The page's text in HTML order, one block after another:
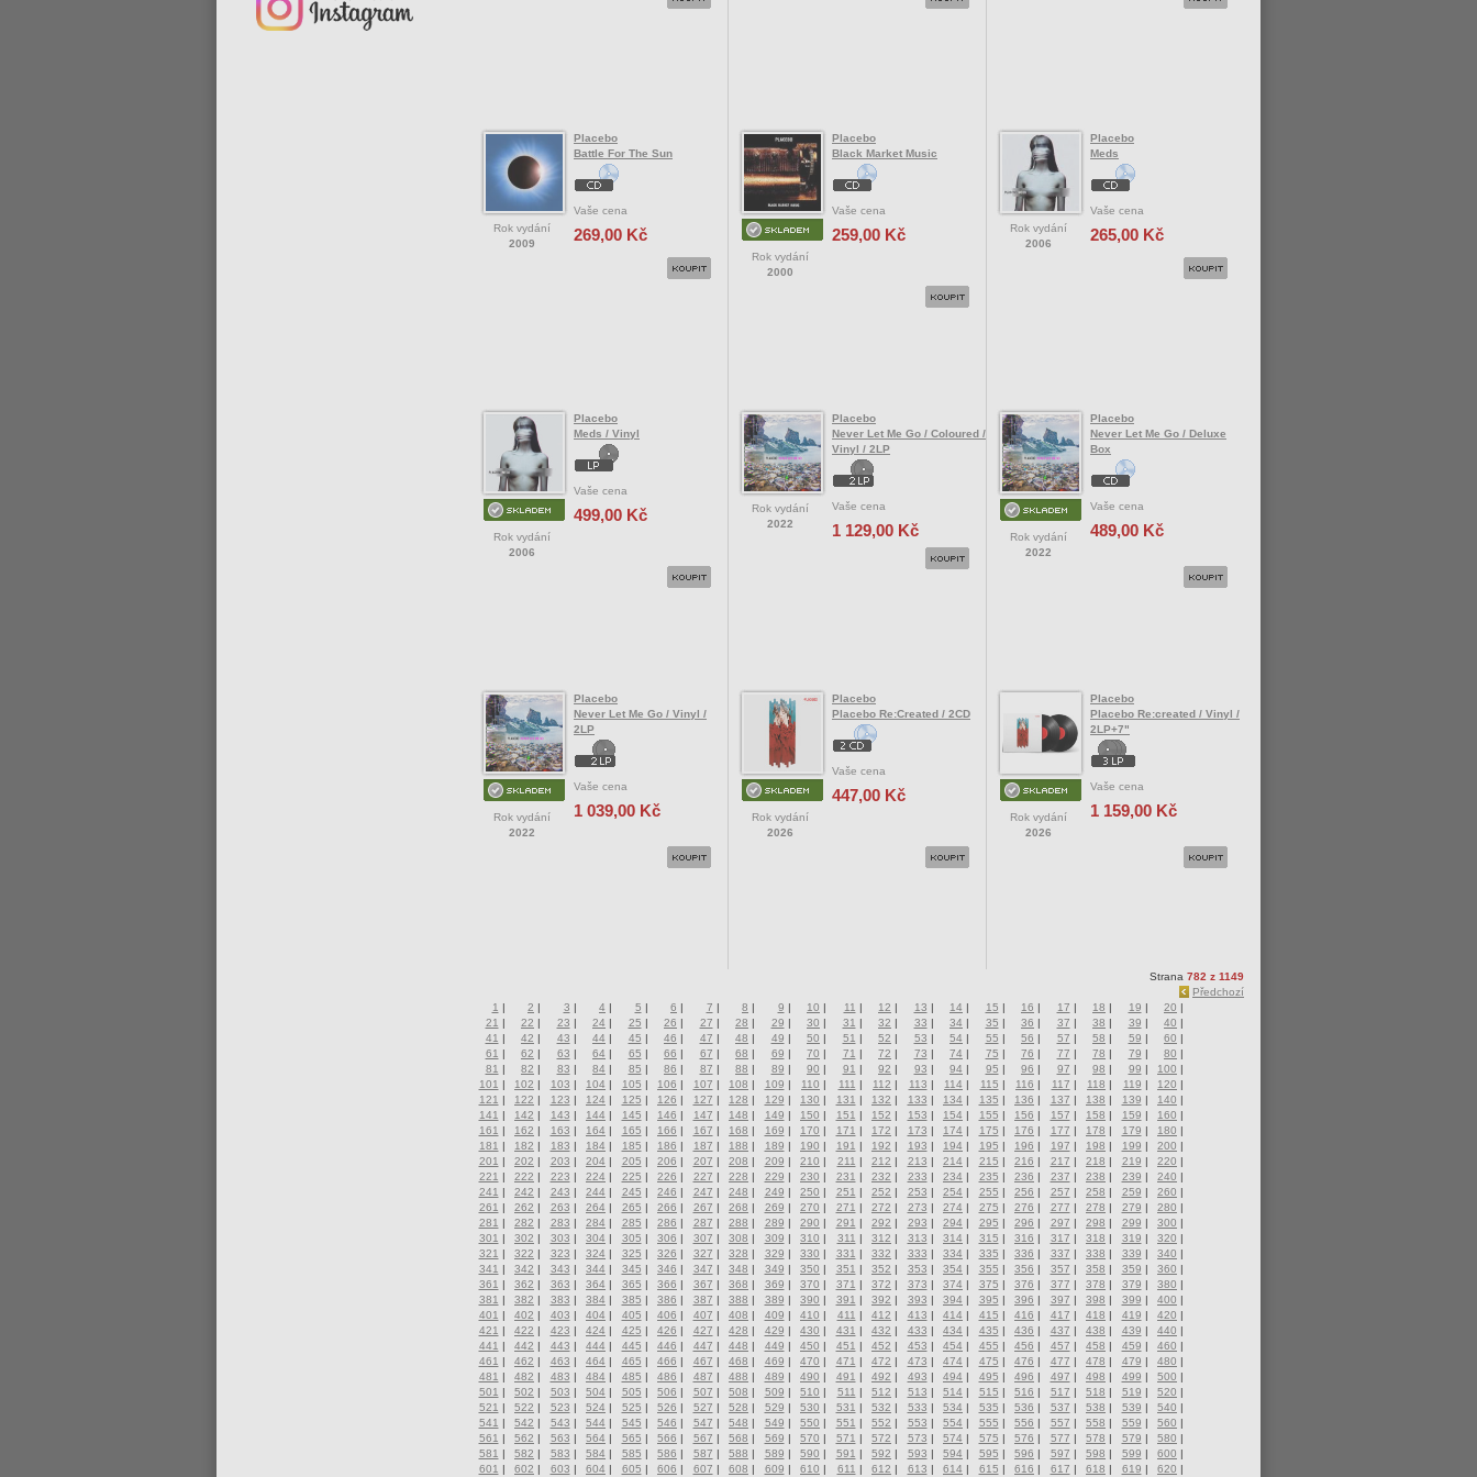
Rok vydání
2009
Placebo
Battle For The Sun
Vaše cena
269,00 Kč
Rok vydání
2000
Placebo
Black Market Music
Vaše cena
259,00 Kč
Rok vydání
2006
Placebo
Meds
Vaše cena
265,00 Kč
Rok vydání
2006
Placebo
Meds / Vinyl
Vaše cena
499,00 Kč
Rok vydání
2022
Placebo
Never Let Me Go / Coloured /
Vinyl / 2LP
Vaše cena
1 129,00 Kč
Rok vydání
2022
Placebo
Never Let Me Go / Deluxe
Box
Vaše cena
489,00 Kč
Rok vydání
2022
Placebo
Never Let Me Go / Vinyl /
2LP
Vaše cena
1 039,00 Kč
Rok vydání
2026
Placebo
Placebo Re:Created / 2CD
Vaše cena
447,00 Kč
Rok vydání
2026
Placebo
Placebo Re:created / Vinyl /
2LP+7"
Vaše cena
1 159,00 Kč
Strana 782 z 1149
Předchozí
1 | 2 | 3 | 4 | 5 | 6 | 7 | 8 | 9 | 10 | 11 | 12 | 13 | 14 | 15 | 16 | 17 | 18 | 19 | 20 |
21 | 22 | 23 | 24 | 25 | 26 | 27 | 28 | 29 | 30 | 31 | 32 | 33 | 34 | 35 | 36 | 37 | 38 | 39 | 40 |
41 | 42 | 43 | 44 | 45 | 46 | 47 | 48 | 49 | 50 | 51 | 52 | 53 | 54 | 55 | 56 | 57 | 58 | 59 | 60 |
61 | 62 | 63 | 64 | 65 | 66 | 67 | 68 | 69 | 70 | 71 | 72 | 73 | 74 | 75 | 76 | 77 | 78 | 79 | 80 |
81 | 82 | 83 | 84 | 85 | 86 | 87 | 88 | 89 | 90 | 91 | 92 | 93 | 94 | 95 | 96 | 97 | 98 | 99 | 100 |
101 | 102 | 103 | 104 | 105 | 106 | 107 | 108 | 109 | 110 | 111 | 112 | 113 | 114 | 115 | 116 | 117 | 118 | 119 | 120 |
121 | 122 | 123 | 124 | 125 | 126 | 127 | 128 | 129 | 130 | 131 | 132 | 133 | 134 | 135 | 136 | 137 | 138 | 139 | 140 |
141 | 142 | 143 | 144 | 145 | 146 | 147 | 148 | 149 | 150 | 151 | 152 | 153 | 154 | 155 | 156 | 157 | 158 | 159 | 160 |
161 | 162 | 163 | 164 | 165 | 166 | 167 | 168 | 169 | 170 | 171 | 172 | 173 | 174 | 175 | 176 | 177 | 178 | 179 | 180 |
181 | 182 | 183 | 184 | 185 | 186 | 187 | 188 | 189 | 190 | 191 | 192 | 193 | 194 | 195 | 196 | 197 | 198 | 199 | 200 |
201 | 202 | 203 | 204 | 205 | 206 | 207 | 208 | 209 | 210 | 211 | 212 | 213 | 214 | 215 | 216 | 217 | 218 | 219 | 220 |
221 | 222 | 223 | 224 | 225 | 226 | 227 | 228 | 229 | 230 | 231 | 232 | 233 | 234 | 235 | 236 | 237 | 238 | 239 | 240 |
241 | 242 | 243 | 244 | 245 | 246 | 247 | 248 | 249 | 250 | 251 | 252 | 253 | 254 | 255 | 256 | 257 | 258 | 259 | 260 |
261 | 262 | 263 | 264 | 265 | 266 | 267 | 268 | 269 | 270 | 271 | 272 | 273 | 274 | 275 | 276 | 277 | 278 | 279 | 280 |
281 | 282 | 283 | 284 | 285 | 286 | 287 | 288 | 289 | 290 | 291 | 292 | 293 | 294 | 295 | 296 | 297 | 298 | 299 | 300 |
301 | 302 | 303 | 304 | 305 | 306 | 307 | 308 | 309 | 310 | 311 | 312 | 313 | 314 | 315 | 316 | 317 | 318 | 319 | 320 |
321 | 322 | 323 | 324 | 325 | 326 | 327 | 328 | 329 | 330 | 331 | 332 | 333 | 334 | 335 | 336 | 337 | 338 | 339 | 340 |
341 | 342 | 343 | 344 | 345 | 346 | 347 | 348 | 349 | 350 | 351 | 352 | 353 | 354 | 355 | 356 | 357 | 358 | 359 | 360 |
361 | 362 | 363 | 364 | 365 | 366 | 367 | 368 | 369 | 370 | 371 | 372 | 373 | 374 | 375 | 376 | 377 | 378 | 379 | 380 |
381 | 382 | 383 | 384 | 385 | 386 | 387 | 388 | 389 | 390 | 391 | 392 | 393 | 394 | 395 | 396 | 397 | 398 | 399 | 400 |
401 | 402 | 403 | 404 | 405 | 406 | 407 | 408 | 409 | 410 | 411 | 412 | 413 | 414 | 415 | 416 | 417 | 418 | 419 | 420 |
421 | 422 | 423 | 424 | 425 | 426 | 427 | 428 | 429 | 430 | 431 | 432 | 433 | 434 | 435 | 436 | 437 | 438 | 439 | 440 |
441 | 442 | 443 | 444 | 445 | 446 | 447 | 448 | 449 | 450 | 451 | 452 | 453 | 454 | 455 | 456 | 457 | 458 | 459 | 460 |
461 | 462 | 463 | 464 | 465 | 466 | 467 | 468 | 469 | 470 | 471 | 472 | 473 | 474 | 475 | 476 | 477 | 478 | 479 | 480 |
481 | 482 | 483 | 484 | 485 | 486 | 487 | 488 | 489 | 490 | 491 | 492 | 493 | 494 | 495 | 496 | 497 | 498 | 499 | 500 |
501 | 502 | 503 | 504 | 505 | 506 | 507 | 508 | 509 | 510 | 511 | 512 | 513 | 514 | 515 | 516 | 517 | 518 | 519 | 520 |
521 | 522 | 523 | 524 | 525 | 526 | 527 | 528 | 529 | 530 | 531 | 532 | 533 | 534 | 535 | 536 | 537 | 538 | 539 | 540 |
541 | 542 | 543 | 544 | 545 | 546 | 547 | 548 | 549 | 550 | 551 | 552 | 553 | 554 | 555 | 556 | 557 | 558 | 559 | 560 |
561 | 562 | 563 | 564 | 565 | 566 | 567 | 568 | 569 | 570 | 571 | 572 | 573 | 574 | 575 | 576 | 577 | 578 | 579 | 580 |
581 | 582 | 583 | 584 | 585 | 586 | 587 | 588 | 589 | 590 | 591 | 592 | 593 | 594 | 595 | 596 | 597 | 598 | 599 | 600 |
601 | 602 | 603 | 604 | 605 | 606 | 607 | 608 | 609 | 610 | 611 | 612 | 613 | 614 | 615 | 616 | 617 | 618 | 619 | 620 |